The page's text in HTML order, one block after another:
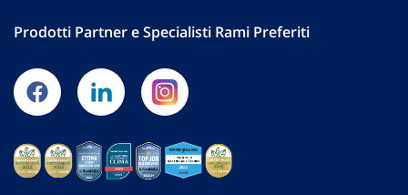
Prodotti Partner e Specialisti Rami Preferiti